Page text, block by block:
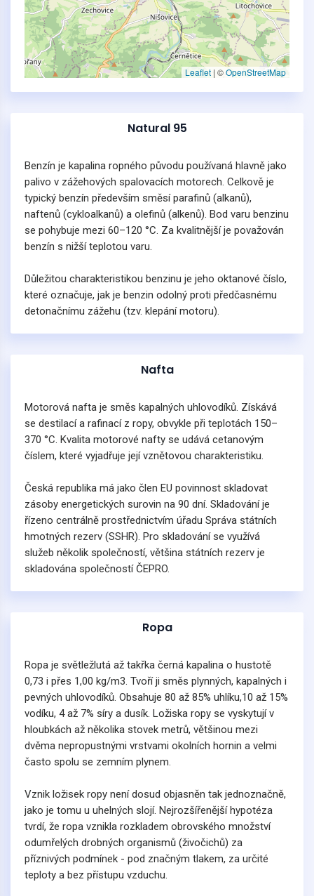
Leaflet | ©OpenStreetMap
Natural 95
Benzín je kapalina ropného původu používaná hlavně jako
palivo v zážehových spalovacích motorech. Celkově je
typický benzín především směsí parafinů (alkanů),
naftenů (cykloalkanů) a olefinů (alkenů). Bod varu benzinu
se pohybuje mezi 60–120 °C. Za kvalitnější je považován
benzín s nižší teplotou varu.
Důležitou charakteristikou benzinu je jeho oktanové číslo,
které označuje, jak je benzin odolný proti předčasnému
detonačnímu zážehu (tzv. klepání motoru).
Nafta
Motorová nafta je směs kapalných uhlovodíků. Získává
se destilací a rafinací z ropy, obvykle při teplotách 150–
370 °C. Kvalita motorové nafty se udává cetanovým
číslem, které vyjadřuje její vznětovou charakteristiku.
Česká republika má jako člen EU povinnost skladovat
zásoby energetických surovin na 90 dní. Skladování je
řízeno centrálně prostřednictvím úřadu Správa státních
hmotných rezerv (SSHR). Pro skladování se využívá
služeb několik společností, většina státních rezerv je
skladována společností ČEPRO.
Ropa
Ropa je světležlutá až takřka černá kapalina o hustotě
0,73 i přes 1,00 kg/m3. Tvoří ji směs plynných, kapalných i
pevných uhlovodíků. Obsahuje 80 až 85% uhlíku,10 až 15%
vodíku, 4 až 7% síry a dusík. Ložiska ropy se vyskytují v
hloubkách až několika stovek metrů, většinou mezi
dvěma nepropustnými vrstvami okolních hornin a velmi
často spolu se zemním plynem.
Vznik ložisek ropy není dosud objasněn tak jednoznačně,
jako je tomu u uhelných slojí. Nejrozšířenější hypotéza
tvrdí, že ropa vznikla rozkladem obrovského množství
odumřelých drobných organismů (živočichů) za
příznivých podmínek - pod značným tlakem, za určité
teploty a bez přístupu vzduchu.